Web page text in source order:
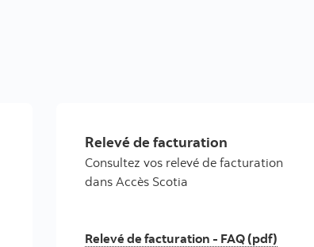
Relevé de facturation
Consultez vos relevé de facturation
dans Accès Scotia
Relevé de facturation - FAQ (pdf)